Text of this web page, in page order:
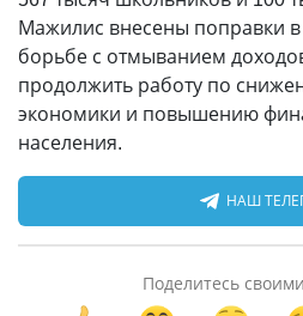
Мажилис внесены поправки в
борьбе с отмыванием
продолжить работу по
экономики и повышению
населения.
НАШ
Поделитесь